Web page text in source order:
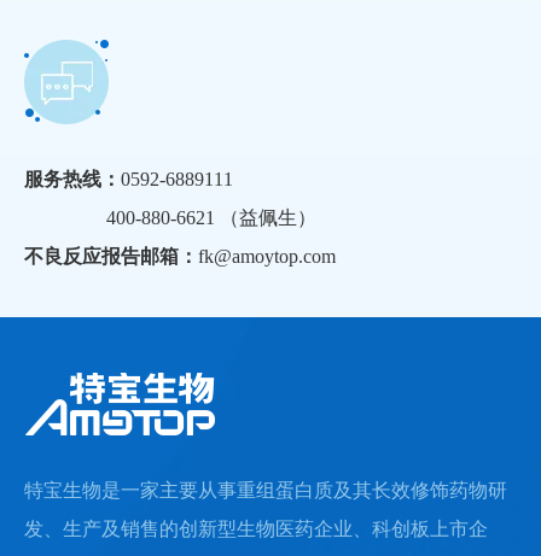
服务热线： 0592-6889111
400-880-6621 （益佩生）
不良反应报告邮箱： fk@amoytop.com
特宝生物是一家主要从事重组蛋白质及其长效修饰药物研
发、生产及销售的创新型生物医药企业、科创板上市企